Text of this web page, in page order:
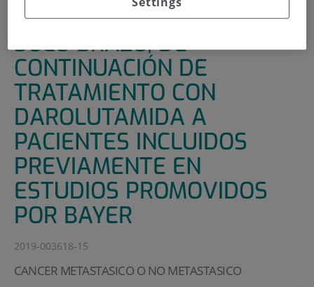
ESTUDIO ABIERTO, DE UN
SOLO BRAZO, DE
CONTINUACIÓN DE
TRATAMIENTO CON
DAROLUTAMIDA A
PACIENTES INCLUIDOS
PREVIAMENTE EN
ESTUDIOS PROMOVIDOS
POR BAYER
2019-003618-15
CANCER METASTASICO O NO METASTASICO